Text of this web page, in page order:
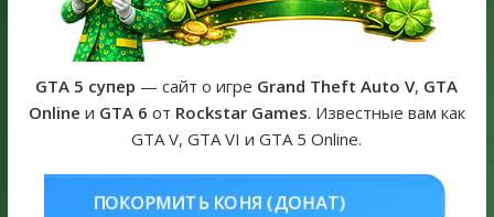
Получайте особые награды в GTA Online по программе
Fine Art Collector
GTA 6 официальная обложка игры и Предзаказ Grand Theft
Auto VI
GTA 5 супер — сайт о игре Grand Theft Auto V, GTA
Online и GTA 6 от Rockstar Games. Известные вам как
GTA V, GTA VI и GTA 5 Online.
(ДОНАТ) КУПИТЬ GTA 5